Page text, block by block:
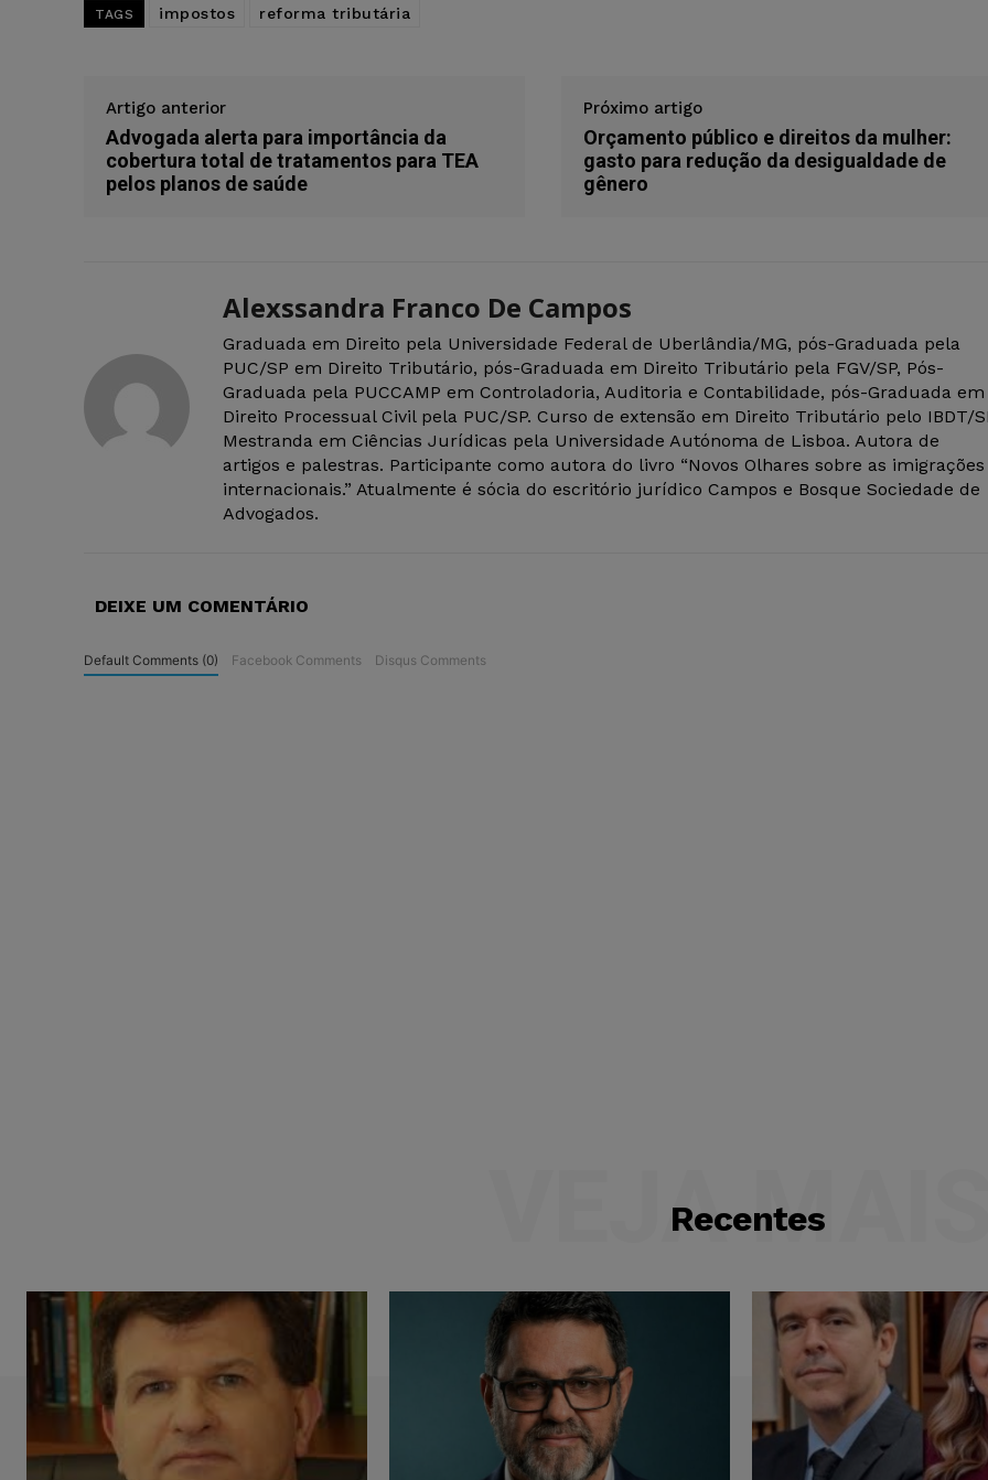
TAGS impostos reforma tributária
Artigo anterior
Advogada alerta para importância da
cobertura total de tratamentos para TEA
pelos planos de saúde
Próximo artigo
Orçamento público e direitos da mulher:
gasto para redução da desigualdade de
gênero
Alexssandra Franco De Campos
Graduada em Direito pela Universidade Federal de Uberlândia/MG, pós-Graduada pela
PUC/SP em Direito Tributário, pós-Graduada em Direito Tributário pela FGV/SP, Pós-
Graduada pela PUCCAMP em Controladoria, Auditoria e Contabilidade, pós-Graduada em
Direito Processual Civil pela PUC/SP. Curso de extensão em Direito Tributário pelo IBDT/
Mestranda em Ciências Jurídicas pela Universidade Autónoma de Lisboa. Autora de
artigos e palestras. Participante como autora do livro “Novos Olhares sobre as imigrações
internacionais.” Atualmente é sócia do escritório jurídico Campos e Bosque Sociedade de
Advogados.
DEIXE UM COMENTÁRIO
Default Comments (0) Facebook Comments Disqus Comments
Recentes
VEJA